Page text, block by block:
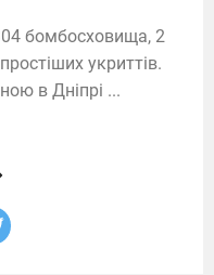
бомбосховища, 2
укриттів.
в Дніпрі ...